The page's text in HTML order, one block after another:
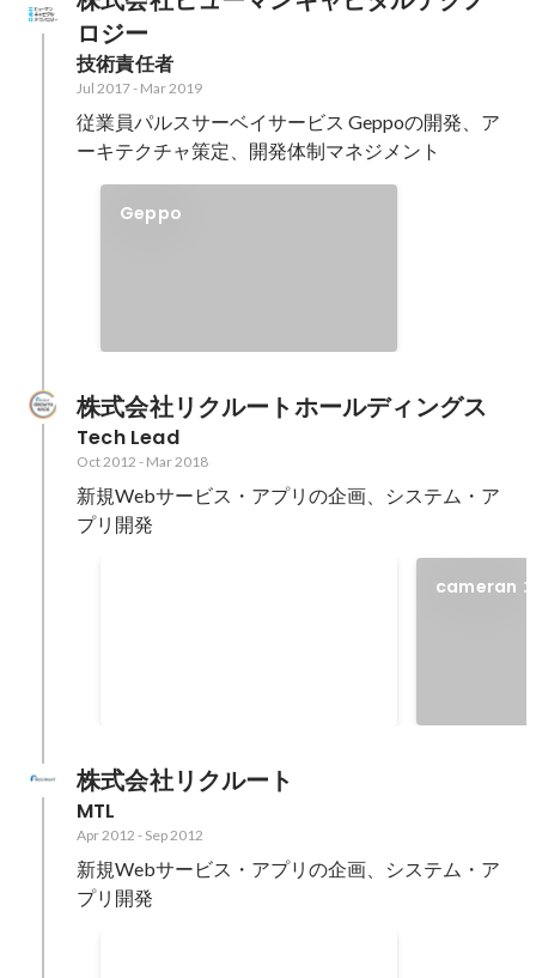
ロジー
技術責任者
Jul 2017- Mar 2019
従業員パルスサーベイサービス Geppoの開発、ア
ーキテクチャ策定、開発体制マネジメント
Geppo
株式会社リクルートホールディングス
Tech Lead
Oct 2012 - Mar 2018
新規Webサービス・アプリの企画、システム・ア
プリ開発
cameran
株式会社リクルート
MTL
Apr 2012 - Sep 2012
新規Webサービス・アプリの企画、システム・ア
プリ開発